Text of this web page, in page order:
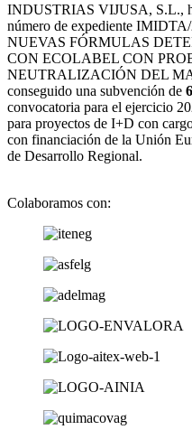
INDUSTRIAS VIJUSA, S.L.,
número de expediente
NUEVAS FÓRMULAS
CON ECOLABEL CON
NEUTRALIZACIÓN DEL
conseguido una subvención de
convocatoria para el ejercicio
para proyectos de I+D con
con financiación de la Unión
de Desarrollo Regional.
Colaboramos con: